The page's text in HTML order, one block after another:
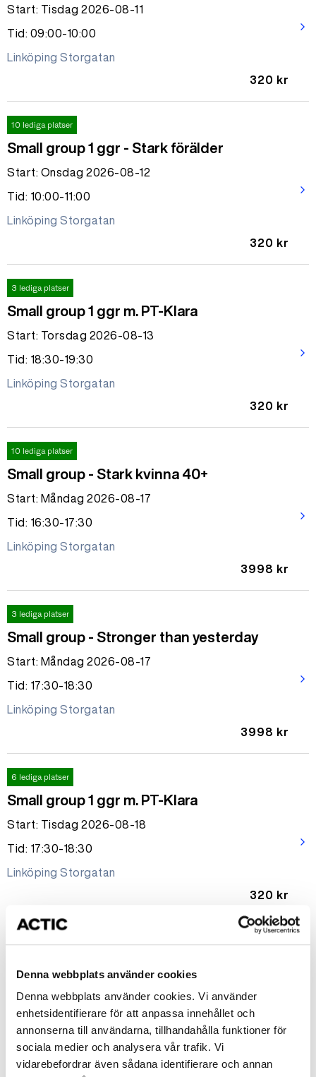
Denna webbplats använder cookies
Denna webbplats använder cookies. Vi använder
enhetsidentifierare för att anpassa innehållet och
annonserna till användarna, tillhandahålla funktioner för
sociala medier och analysera vår trafik. Vi
vidarebefordrar även sådana identifierare och annan
Start: Tisdag 2026-08-11
Tid: 09:00-10:00
Linköping Storgatan
320 kr
arrow_forward_ios
10 lediga platser
Small group 1 ggr - Stark förälder
Start: Onsdag 2026-08-12
Tid: 10:00-11:00
Linköping Storgatan
320 kr
arrow_forward_ios
3 lediga platser
Small group 1 ggr m. PT-Klara
Start: Torsdag 2026-08-13
Tid: 18:30-19:30
Linköping Storgatan
320 kr
arrow_forward_ios
10 lediga platser
Small group - Stark kvinna 40+
Start: Måndag 2026-08-17
Tid: 16:30-17:30
Linköping Storgatan
3998 kr
arrow_forward_ios
3 lediga platser
Small group - Stronger than yesterday
Start: Måndag 2026-08-17
Tid: 17:30-18:30
Linköping Storgatan
3998 kr
arrow_forward_ios
6 lediga platser
Small group 1 ggr m. PT-Klara
Start: Tisdag 2026-08-18
Tid: 17:30-18:30
Linköping Storgatan
320 kr
arrow_forward_ios
Tid: 18:35-19:35
Linköping Storgatan